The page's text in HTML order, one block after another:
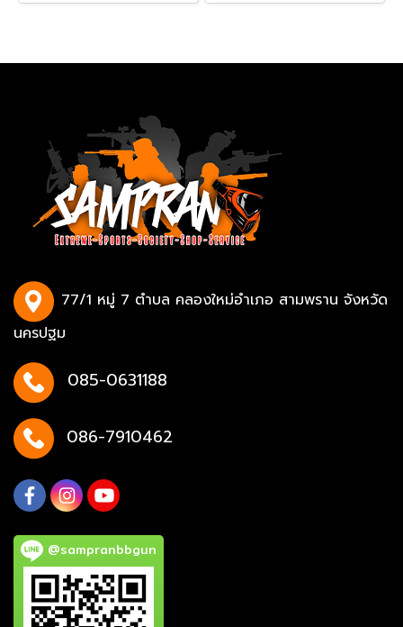
77/1 หมู่ 7 ตำบล คลองใหม่อำเภอ สามพราน จังหวัด
นครปฐม
085-0631188
086-7910462
@sampranbbgun